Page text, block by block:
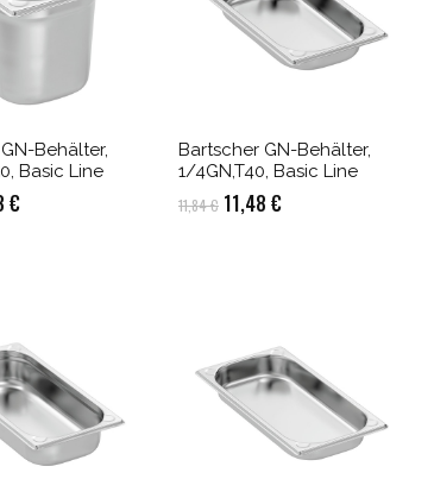
Behälter,
Basic Line
€Aktueller
Bartscher GN-Behälter,
1/4GN,T40, Basic Line
11,84€ Ursprünglicher
11,48 €Aktueller